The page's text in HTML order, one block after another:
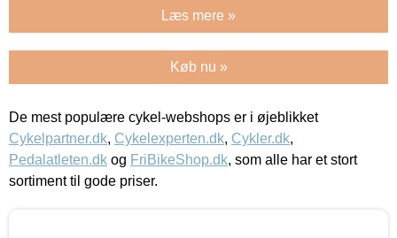
Læs mere »
Køb nu »
De mest populære cykel-webshops er i øjeblikket
Cykelpartner.dk, Cykelexperten.dk, Cykler.dk,
Pedalatleten.dk og FriBikeShop.dk, som alle har et stort
sortiment til gode priser.